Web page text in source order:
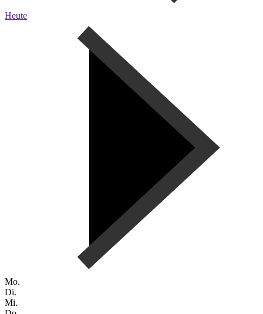
Heute
Mo.
Di.
Mi.